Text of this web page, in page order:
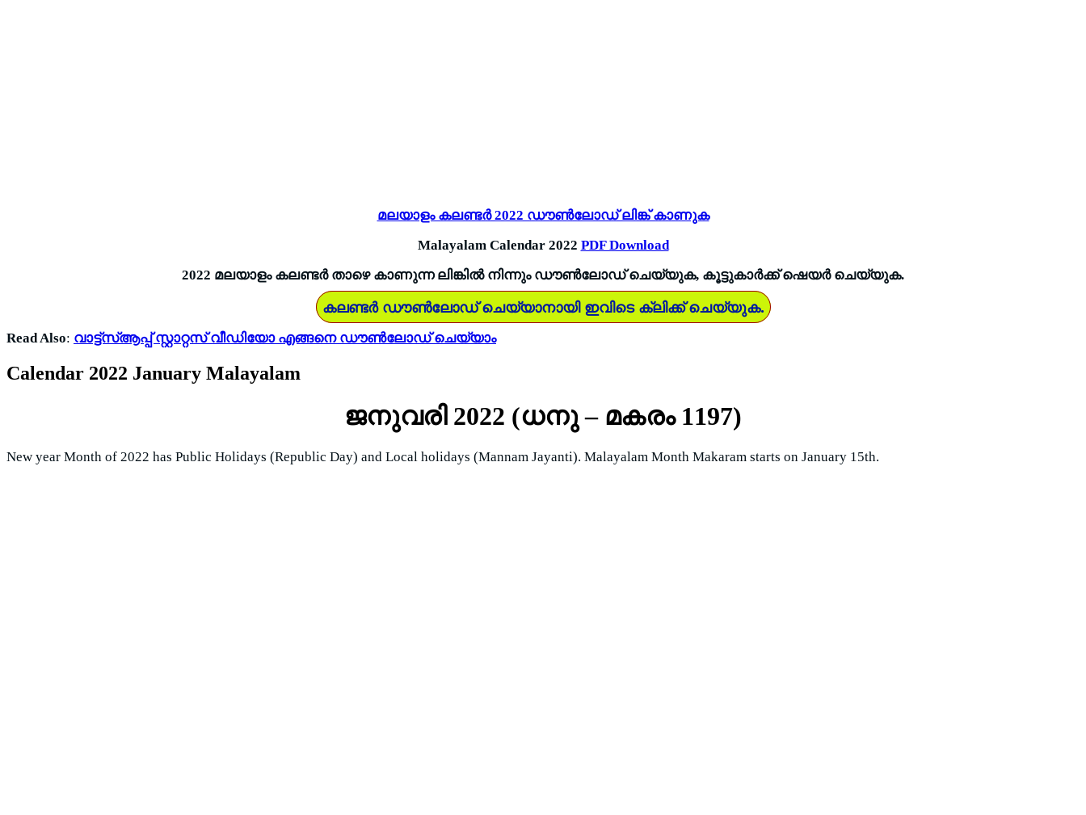
മലയാളം കലണ്ടർ 2022 ഡൗൺലോഡ് ലിങ്ക് കാണുക
Malayalam Calendar 2022 PDF Download
2022 മലയാളം കലണ്ടർ താഴെ കാണുന്ന ലിങ്കിൽ നിന്നും ഡൗൺലോഡ് ചെയ്യുക, കൂട്ടുകാർക്ക് ഷെയർ ചെയ്യുക.
കലണ്ടർ ഡൗൺലോഡ് ചെയ്യാനായി ഇവിടെ ക്ലിക്ക് ചെയ്യുക.
Read Also: വാട്ട്സ്ആപ്പ് സ്റ്റാറ്റസ് വീഡിയോ എങ്ങനെ ഡൗൺലോഡ് ചെയ്യാം
Calendar 2022 January Malayalam
ജനുവരി 2022 (ധനു – മകരം 1197)
New year Month of 2022 has Public Holidays (Republic Day) and Local holidays (Mannam Jayanti). Malayalam Month Makaram starts on January 15th.